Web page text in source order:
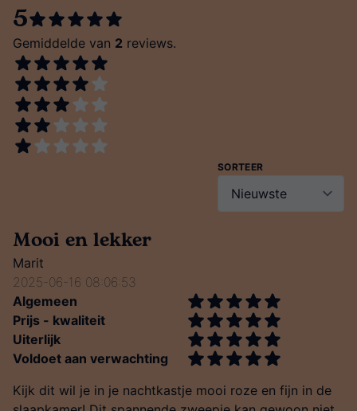
5
Gemiddelde van 2 reviews.
SORTEER
Mooi en lekker
Marit
2025-06-16 08:06:53
Algemeen
Prijs - kwaliteit
Uiterlijk
Voldoet aan verwachting
Kijk dit wil je in je nachtkastje mooi roze en fijn in de